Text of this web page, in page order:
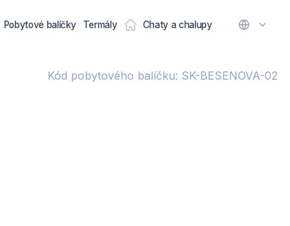
Pobytové balíčky Termály Chaty a chalupy
Kód pobytového balíčku: SK-BESENOVA-02